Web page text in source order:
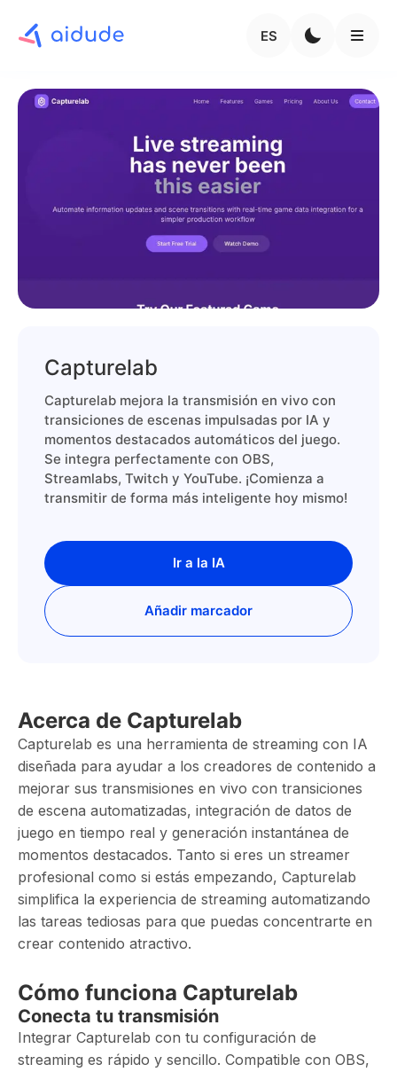
ES
Capturelab
Capturelab mejora la transmisión en vivo con
transiciones de escenas impulsadas por IA y
momentos destacados automáticos del juego.
Se integra perfectamente con OBS,
Streamlabs, Twitch y YouTube. ¡Comienza a
transmitir de forma más inteligente hoy mismo!
Ir a la IA
Añadir marcador
Acerca de Capturelab
Capturelab es una herramienta de streaming con IA
diseñada para ayudar a los creadores de contenido a
mejorar sus transmisiones en vivo con transiciones
de escena automatizadas, integración de datos de
juego en tiempo real y generación instantánea de
momentos destacados. Tanto si eres un streamer
profesional como si estás empezando, Capturelab
simplifica la experiencia de streaming automatizando
las tareas tediosas para que puedas concentrarte en
crear contenido atractivo.
Cómo funciona Capturelab
Conecta tu transmisión
Integrar Capturelab con tu configuración de
streaming es rápido y sencillo. Compatible con OBS,